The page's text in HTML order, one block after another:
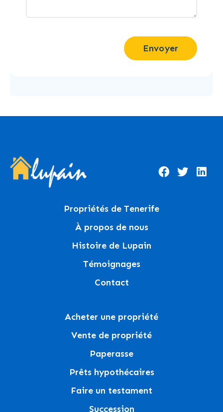
Envoyer
Propriétés de Tenerife
À propos de nous
Histoire de Lupain
Témoignages
Contact
Acheter une propriété
Vente de propriété
Paperasse
Prêts hypothécaires
Faire un testament
Succession